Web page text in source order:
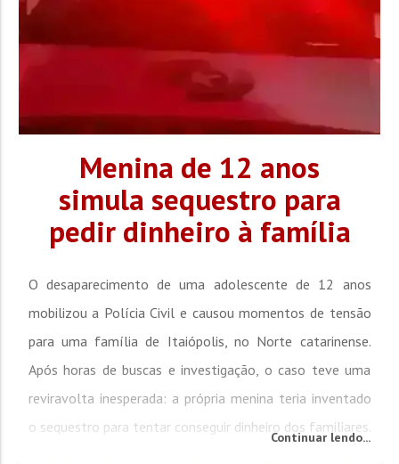
Menina de 12 anos
simula sequestro para
pedir dinheiro à família
O desaparecimento de uma adolescente de 12 anos
mobilizou a Polícia Civil e causou momentos de tensão
para uma família de Itaiópolis, no Norte catarinense.
Após horas de buscas e investigação, o caso teve uma
reviravolta inesperada: a própria menina teria inventado
o sequestro para tentar conseguir dinheiro dos familiares.
Continuar lendo...